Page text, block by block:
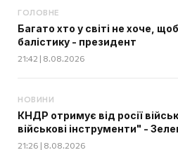
ГОЛОВНЕ
Багато хто у світі не хоче,
балістику - президент
21:42 | 8.08.2026
НОВИНИ
КНДР отримує від росії
військові інструменти" -
21:26 | 8.08.2026